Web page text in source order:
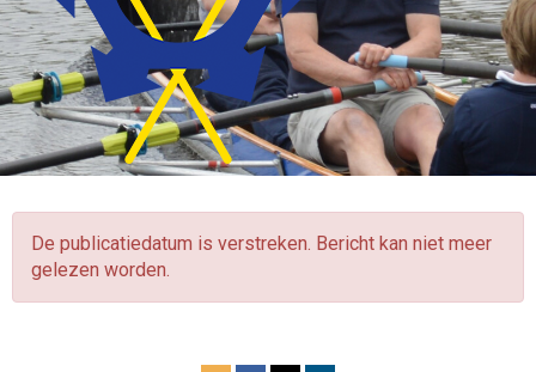
De publicatiedatum is verstreken. Bericht kan niet meer
gelezen worden.